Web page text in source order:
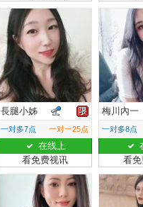
長腿小姊
一对多7点 一对一25点
在线上
看免费视讯
梅川內一
一对多8点
看